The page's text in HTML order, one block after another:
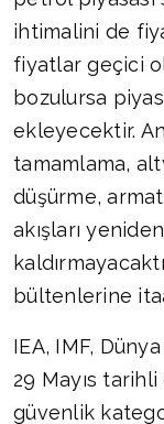
ihtimalini de
fiyatlar geçici
bozulursa
ekleyecektir.
tamamlama,
düşürme,
akışları
bültenlerine
IEA, IMF,
29 Mayıs
güvenlik